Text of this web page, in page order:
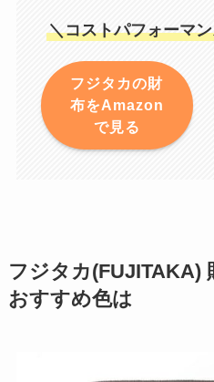
＼コストパフォーマ
フジタカの財
布をAmazon
で見る
フジタカ(FUJITAKA)
おすすめ色は